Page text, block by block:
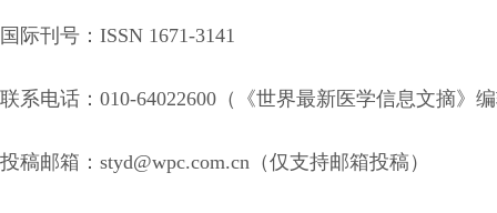
国际刊号：ISSN 1671-3141
联系电话：010-64022600（《世界最新医学信息文摘》
投稿邮箱：styd@wpc.com.cn（仅支持邮箱投稿）